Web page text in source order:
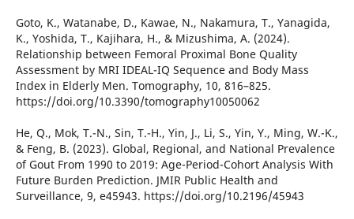
Goto, K., Watanabe, D., Kawae, N., Nakamura, T., Yanagida,
K., Yoshida, T., Kajihara, H., & Mizushima, A. (2024).
Relationship between Femoral Proximal Bone Quality
Assessment by MRI IDEAL-IQ Sequence and Body Mass
Index in Elderly Men. Tomography, 10, 816–825.
https://doi.org/10.3390/tomography10050062
He, Q., Mok, T.-N., Sin, T.-H., Yin, J., Li, S., Yin, Y., Ming, W.-K.,
& Feng, B. (2023). Global, Regional, and National Prevalence
of Gout From 1990 to 2019: Age-Period-Cohort Analysis With
Future Burden Prediction. JMIR Public Health and
Surveillance, 9, e45943. https://doi.org/10.2196/45943